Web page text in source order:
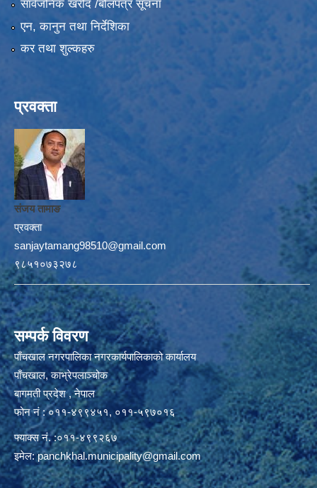
सार्वजनिक खरीद /बोलपत्र सूचना
एन, कानुन तथा निर्देशिका
कर तथा शुल्कहरु
प्रवक्ता
संजय तामाङ
प्रवक्ता
sanjaytamang98510@gmail.com
९८५१०७३२७८
सम्पर्क विवरण
पाँचखाल नगरपालिका नगरकार्यपालिकाको कार्यालय
पाँचखाल, काभ्रेपलाञ्चोक
बागमती प्रदेश , नेपाल
फोन नं : ०११-४९९४५१, ०११-५९७०१६
फ्याक्स नं. :०११-४९९२६७
इमेल:panchkhal.municipality@gmail.com